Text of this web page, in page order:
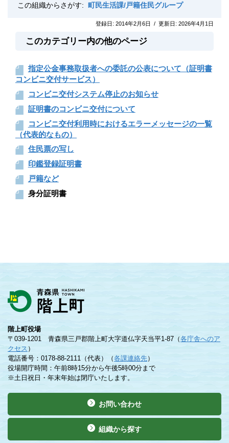
この組織からさがす: 町民生活課/戸籍住民グループ
登録日: 2014年2月6日 / 更新日: 2026年4月1日
このカテゴリー内の他のページ
指定公金事務取扱者への委託の公表について（証明書
コンビニ交付サービス）
コンビニ交付システム停止のお知らせ
証明書のコンビニ交付について
コンビニ交付利用時におけるエラーメッセージの一覧
（代表的なもの）
住民票の写し
印鑑登録証明書
戸籍など
身分証明書
階上町役場
〒039-1201 青森県三戸郡階上町大字道仏字天当平1-87（各庁舎へのア
クセス ）
電話番号：0178-88-2111（代表）（各課連絡先）
役場開庁時間：午前8時15分から午後5時00分まで
※土日祝日・年末年始は閉庁いたします。
お問い合わせ
組織から探す